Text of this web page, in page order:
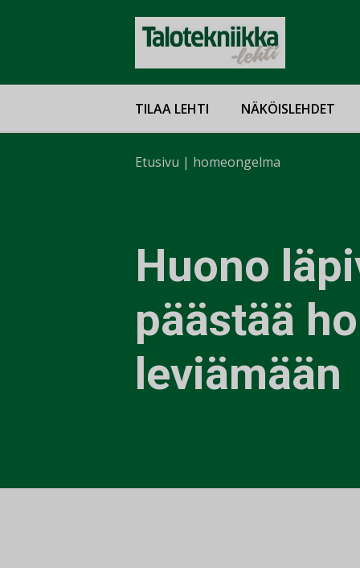
TILAA LEHTI NÄKÖISLEHDET
Etusivu | homeongelma
Huono
päästää
leviämään